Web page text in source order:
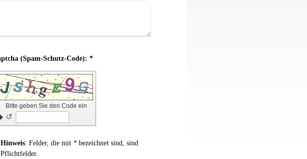
Captcha (Spam-Schutz-Code): *
Bitte geben Sie den Code ein
↺
Hinweis : Felder, die mit *bezeichnet sind, sind
Pflichtfelder.